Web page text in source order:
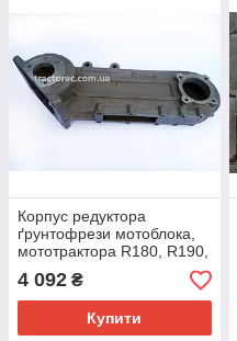
Корпус редуктора
ґрунтофрези мотоблока,
мототрактора R180, R190,
R195, ZS1100
4 092 ₴
Купити